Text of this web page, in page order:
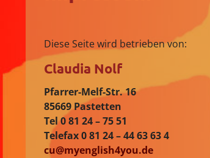
Diese Seite wird betrieben von:
Claudia Nolf
Pfarrer-Melf-Str. 16
85669 Pastetten
Tel 0 81 24 – 75 51
Telefax 0 81 24 – 44 63 63 4
cu@myenglish4you.de